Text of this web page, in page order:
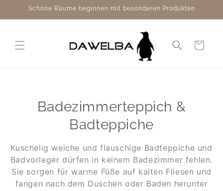
zum
Inhalt
Schöne Räume beginnen mit besonderen Produkten
Warenkorb
Badezimmerteppich &
Badteppiche
Kuschelig weiche und flauschige Badteppiche und
Badvorleger dürfen in keinem Badezimmer fehlen.
Sie sorgen für warme Füße auf kalten Fliesen und
fangen nach dem Duschen oder Baden herunter